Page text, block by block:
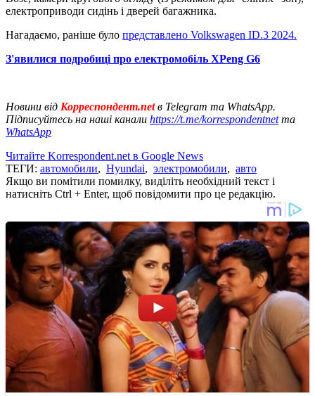
електроприводи сидінь і дверей багажника.
Нагадаємо, раніше було представлено Volkswagen ID.3 2024.
З'явилися подробиці про електромобіль XPeng G6
Новини від Корреспондент.netв Telegram та WhatsApp.
Підписуйтесь на наші канали https://t.me/korrespondentnetта
WhatsApp
Читайте Korrespondent.net в Google News
ТЕГИ: автомобили, Нyundai, электромобили, авто
Якщо ви помітили помилку, виділіть необхідний текст і
натисніть Ctrl + Enter, щоб повідомити про це редакцію.